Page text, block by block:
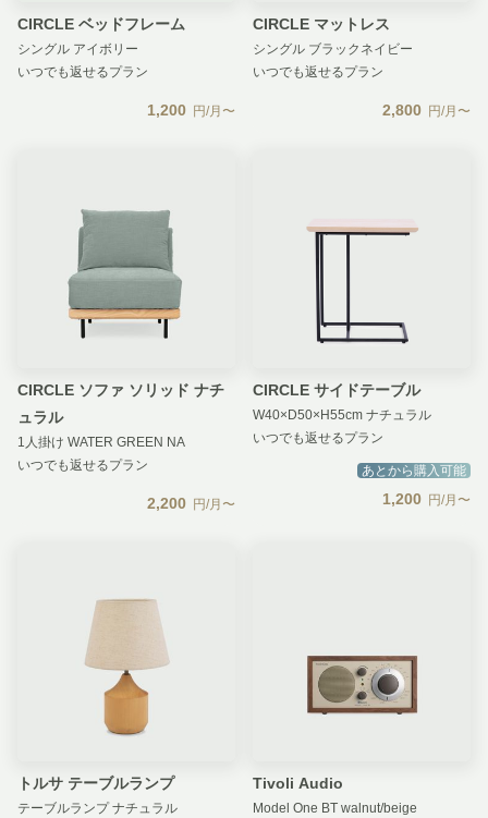
CIRCLE ベッドフレーム
シングル アイボリー
いつでも返せるプラン
1,200 円/月〜
CIRCLE マットレス
シングル ブラックネイビー
いつでも返せるプラン
2,800 円/月〜
CIRCLE ソファ ソリッド ナチ
ュラル
1人掛け WATER GREEN NA
いつでも返せるプラン
2,200 円/月〜
CIRCLE サイドテーブル
W40×D50×H55cm ナチュラル
いつでも返せるプラン
あとから購入可能
1,200 円/月〜
トルサ テーブルランプ
テーブルランプ ナチュラル
Tivoli Audio
Model One BT walnut/beige